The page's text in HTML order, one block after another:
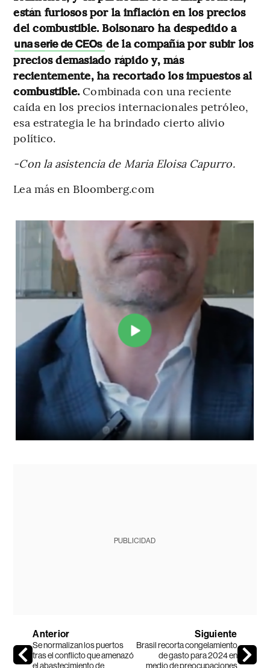
están furiosos por la inflación en los precios
del combustible. Bolsonaro ha despedido a
una serie de CEOs de la compañía por subir los
precios demasiado rápido y, más
recientemente, ha recortado los impuestos al
combustible. Combinada con una reciente
caída en los precios internacionales petróleo,
esa estrategia le ha brindado cierto alivio
político.
-Con la asistencia de Maria Eloisa Capurro.
Lea más en Bloomberg.com
PUBLICIDAD
Anterior
Se normalizan los puertos
tras el conflicto que amenazó
el abastecimiento de
Siguiente
Brasil recorta congelamiento
de gasto para 2024 en
medio de preocupaciones